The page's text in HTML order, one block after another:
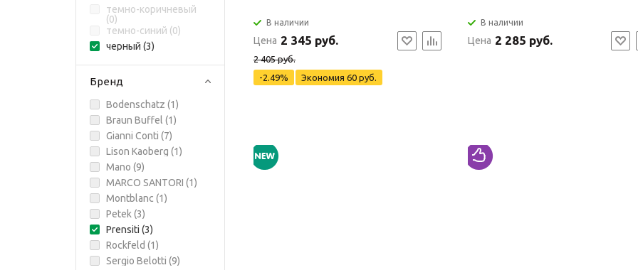
темно-коричневый
(0)
темно-синий (0)
черный (3)
Бренд
Bodenschatz (1)
Braun Buffel (1)
Gianni Conti (7)
Lison Kaoberg (1)
Mano (9)
MARCO SANTORI (1)
Montblanc (1)
Petek (3)
Prensiti (3)
Rockfeld (1)
Sergio Belotti (9)
В наличии
Цена 2 345 руб.
2 405 руб.
-2.49%
Экономия 60 руб.
В наличии
Цена 2 285 руб.